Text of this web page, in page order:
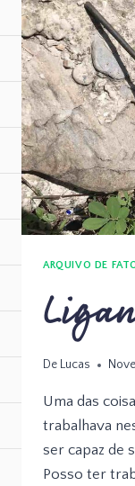
ARQUIVO DE
De Lucas
Uma das
trabalhava
ser capaz de
Posso ter